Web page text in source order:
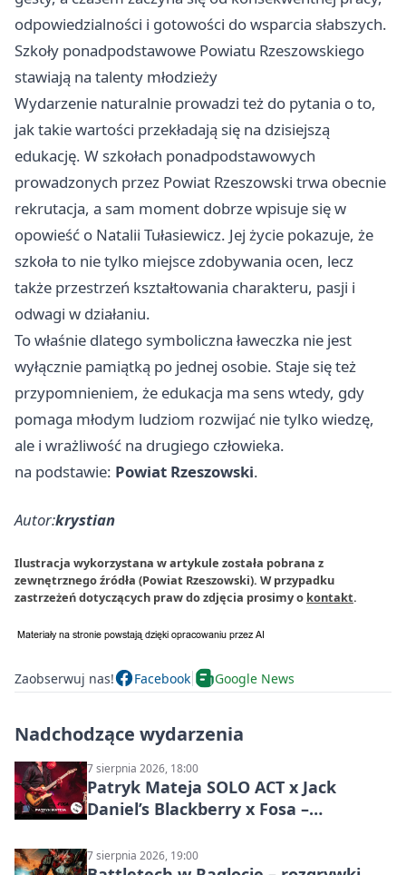
odpowiedzialności i gotowości do wsparcia słabszych.
Szkoły ponadpodstawowe Powiatu Rzeszowskiego
stawiają na talenty młodzieży
Wydarzenie naturalnie prowadzi też do pytania o to,
jak takie wartości przekładają się na dzisiejszą
edukację. W szkołach ponadpodstawowych
prowadzonych przez Powiat Rzeszowski trwa obecnie
rekrutacja, a sam moment dobrze wpisuje się w
opowieść o Natalii Tułasiewicz. Jej życie pokazuje, że
szkoła to nie tylko miejsce zdobywania ocen, lecz
także przestrzeń kształtowania charakteru, pasji i
odwagi w działaniu.
To właśnie dlatego symboliczna ławeczka nie jest
wyłącznie pamiątką po jednej osobie. Staje się też
przypomnieniem, że edukacja ma sens wtedy, gdy
pomaga młodym ludziom rozwijać nie tylko wiedzę,
ale i wrażliwość na drugiego człowieka.
na podstawie: Powiat Rzeszowski.
Autor:krystian
Ilustracja wykorzystana w artykule została pobrana z
zewnętrznego źródła (Powiat Rzeszowski). W przypadku
zastrzeżeń dotyczących praw do zdjęcia prosimy o kontakt.
Zaobserwuj nas! Facebook Google News
Nadchodzące wydarzenia
7 sierpnia 2026, 18:00
Patryk Mateja SOLO ACT x Jack
Daniel’s Blackberry x Fosa –
7 sierpnia 2026, 19:00